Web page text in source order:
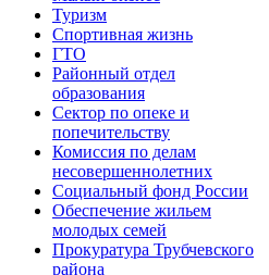
Туризм
Спортивная жизнь
ГТО
Районный отдел
образования
Сектор по опеке и
попечительству
Комиссия по делам
несовершеннолетних
Социальный фонд России
Обеспечение жильем
молодых семей
Прокуратура Трубчевского
района